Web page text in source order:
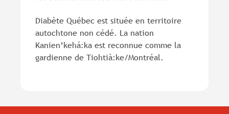
Diabète Québec est située en territoire
autochtone non cédé. La nation
Kanien’kehá:ka est reconnue comme la
gardienne de Tiohtià:ke/Montréal.